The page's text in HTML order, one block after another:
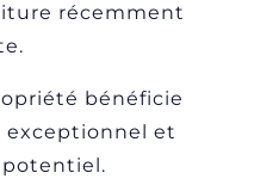
récemment
bénéficie
exceptionnel et